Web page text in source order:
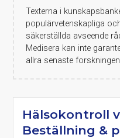
Texterna i
populärvetenskapliga
säkerställda avseende
Medisera kan inte
allra senaste
Hälsokontroll
Beställning &